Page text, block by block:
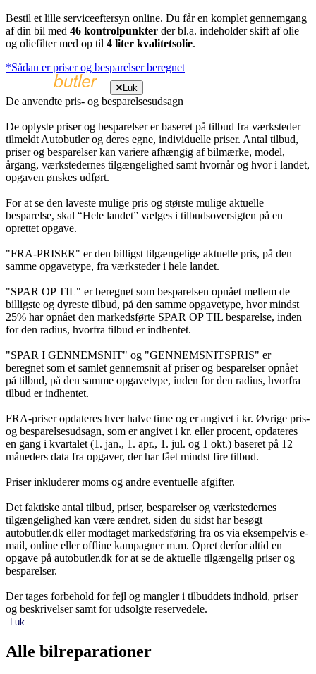
Bestil et lille serviceeftersyn online. Du får en komplet gennemgang
af din bil med 46 kontrolpunkter der bl.a. indeholder skift af olie
og oliefilter med op til 4 liter kvalitetsolie.
*Sådan er priser og besparelser beregnet
Luk
De anvendte pris- og besparelsesudsagn
De oplyste priser og besparelser er baseret på tilbud fra værksteder
tilmeldt Autobutler og deres egne, individuelle priser. Antal tilbud,
priser og besparelser kan variere afhængig af bilmærke, model,
årgang, værkstedernes tilgængelighed samt hvornår og hvor i landet,
opgaven ønskes udført.
For at se den laveste mulige pris og største mulige aktuelle
besparelse, skal “Hele landet” vælges i tilbudsoversigten på en
oprettet opgave.
"FRA-PRISER" er den billigst tilgængelige aktuelle pris, på den
samme opgavetype, fra værksteder i hele landet.
"SPAR OP TIL" er beregnet som besparelsen opnået mellem de
billigste og dyreste tilbud, på den samme opgavetype, hvor mindst
25% har opnået den markedsførte SPAR OP TIL besparelse, inden
for den radius, hvorfra tilbud er indhentet.
"SPAR I GENNEMSNIT" og "GENNEMSNITSPRIS" er
beregnet som et samlet gennemsnit af priser og besparelser opnået
på tilbud, på den samme opgavetype, inden for den radius, hvorfra
tilbud er indhentet.
FRA-priser opdateres hver halve time og er angivet i kr. Øvrige pris-
og besparelsesudsagn, som er angivet i kr. eller procent, opdateres
en gang i kvartalet (1. jan., 1. apr., 1. jul. og 1 okt.) baseret på 12
måneders data fra opgaver, der har fået mindst fire tilbud.
Priser inkluderer moms og andre eventuelle afgifter.
Det faktiske antal tilbud, priser, besparelser og værkstedernes
tilgængelighed kan være ændret, siden du sidst har besøgt
autobutler.dk eller modtaget markedsføring fra os via eksempelvis e-
mail, online eller offline kampagner m.m. Opret derfor altid en
opgave på autobutler.dk for at se de aktuelle tilgængelig priser og
besparelser.
Der tages forbehold for fejl og mangler i tilbuddets indhold, priser
og beskrivelser samt for udsolgte reservedele.
Luk
Alle bilreparationer